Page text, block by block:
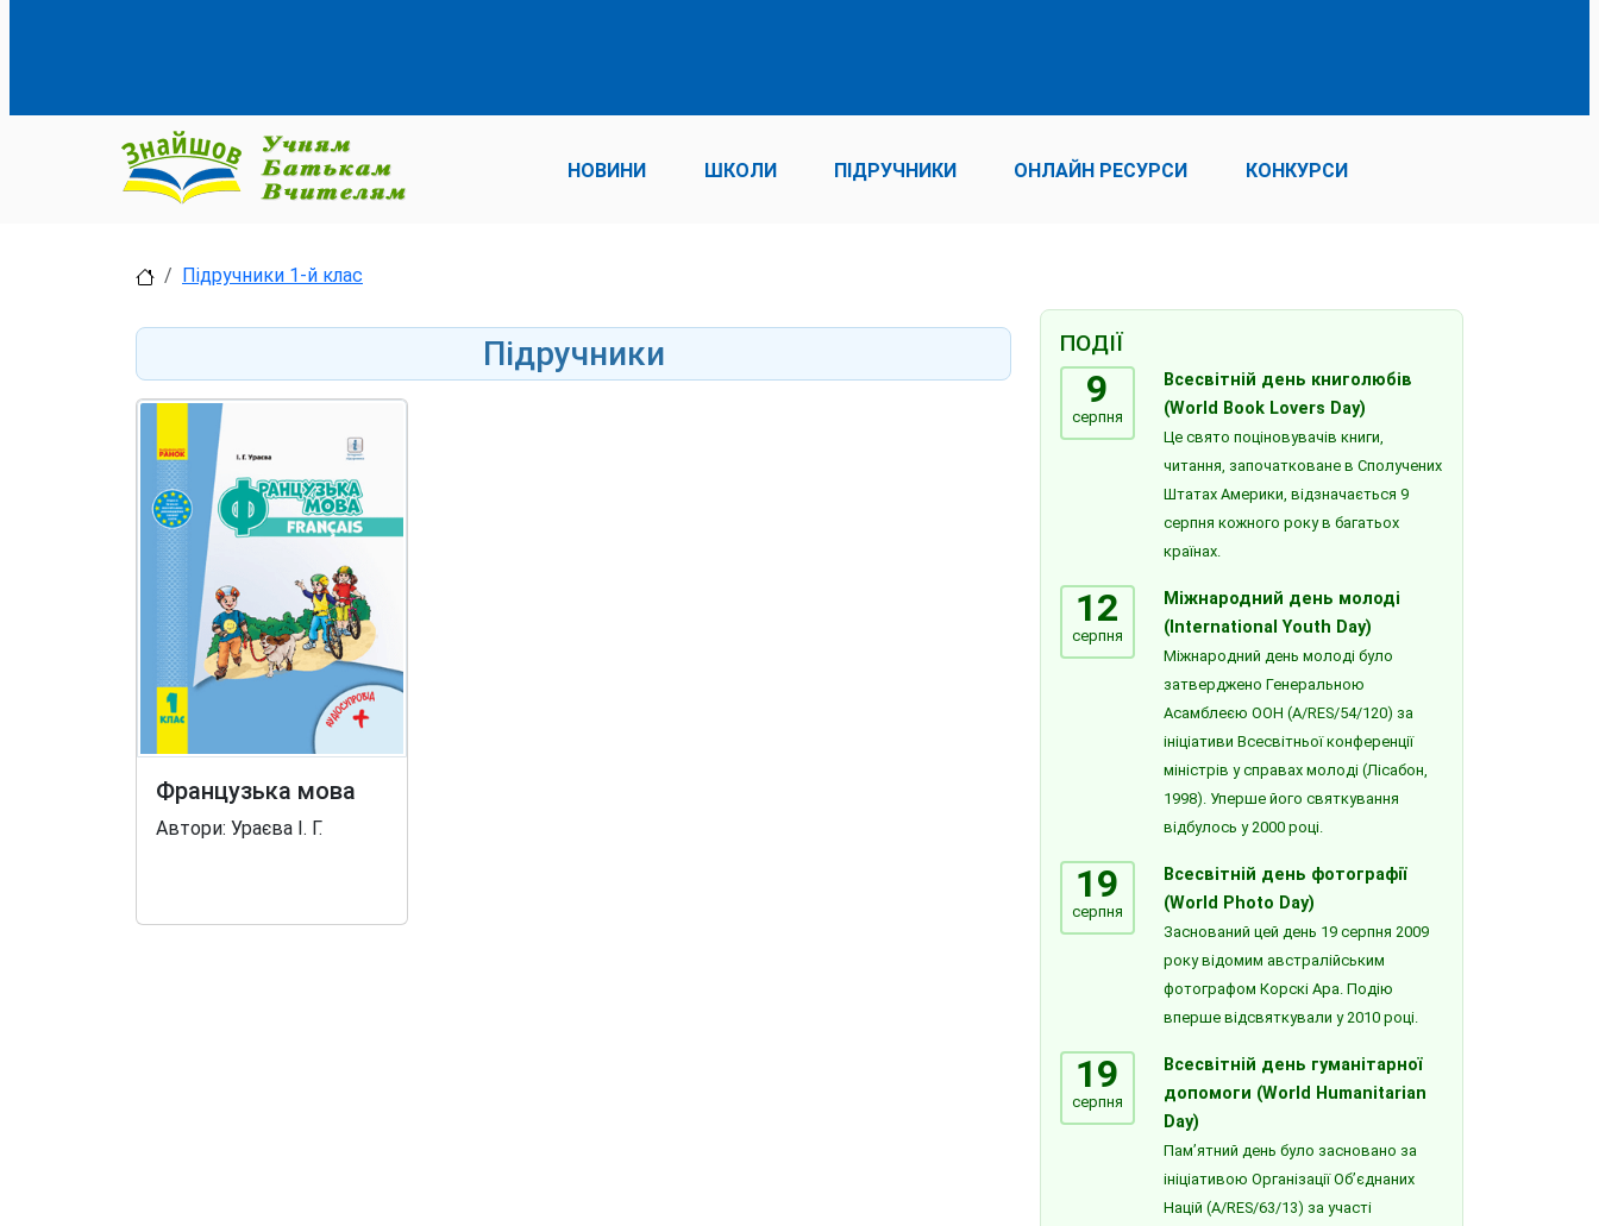
НОВИНИ ШКОЛИ ПІДРУЧНИКИ ОНЛАЙН РЕСУРСИ КОНКУРСИ
Підручники 1-й клас
Підручники
Французька мова
Автори: Ураєва І. Г.
ПОДІЇ
9
серпня
Всесвітній день книголюбів
(World Book Lovers Day)
Це свято поціновувачів книги,
читання, започатковане в Сполучених
Штатах Америки, відзначається 9
серпня кожного року в багатьох
країнах.
12
серпня
Міжнародний день молоді
(International Youth Day)
Міжнародний день молоді було
затверджено Генеральною
Асамблеєю ООН (A/RES/54/120) за
ініціативи Всесвітньої конференції
міністрів у справах молоді (Лісабон,
1998). Уперше його святкування
відбулось у 2000 році.
19
серпня
Всесвітній день фотографії
(World Photo Day)
Заснований цей день 19 серпня 2009
року відомим австралійським
фотографом Корскі Ара. Подію
вперше відсвяткували у 2010 році.
19
серпня
Всесвітній день гуманітарної
допомоги (World Humanitarian
Day)
Пам’ятний день було засновано за
ініціативою Організації Об’єднаних
Націй (A/RES/63/13) за участі